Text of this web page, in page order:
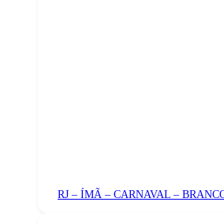
RJ – ÍMÃ – CARNAVAL –